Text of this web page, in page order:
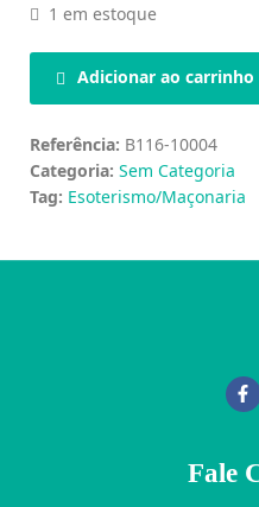
1 em estoque
Adicionar ao carrinho
Referência: B116-10004
Categoria: Sem Categoria
Tag: Esoterismo/Maçonaria
Fale